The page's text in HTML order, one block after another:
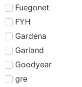
Fuegonet
FYH
Gardena
Garland
Goodyear
gre